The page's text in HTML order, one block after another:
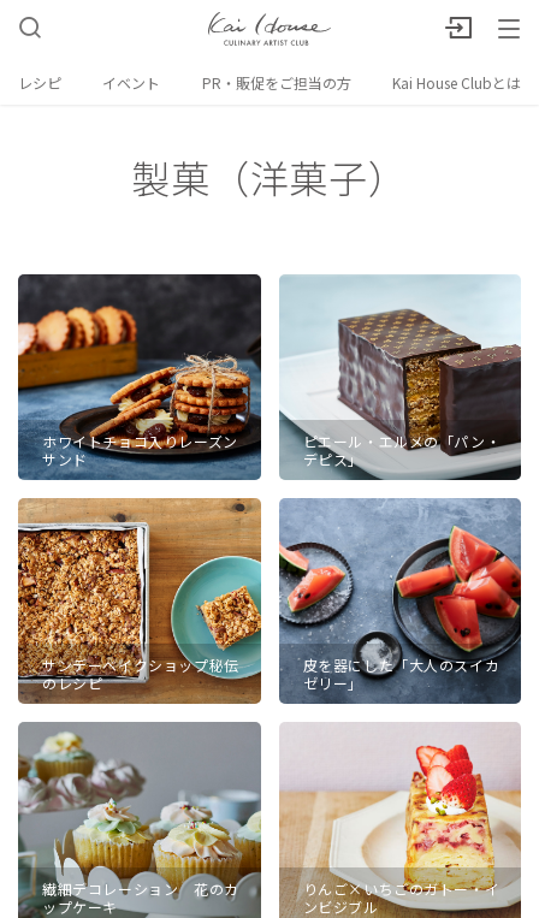
レシピ イベント PR・販促をご担当の方 Kai House Clubとは
製菓（洋菓子）
ホワイトチョコ入りレーズン
サンド
ピエール・エルメの「パン・
デピス」
サンデーベイクショップ秘伝
のレシピ
皮を器にした「大人のスイカ
ゼリー」
繊細デコレーション 花のカ
ップケーキ
りんご×いちごのガトー・イ
ンビジブル